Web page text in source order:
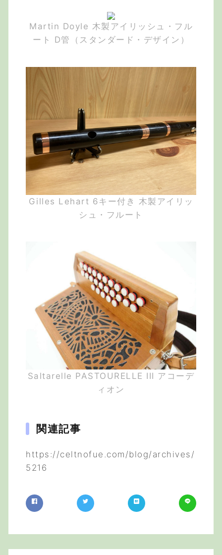
Martin Doyle 木製アイリッシュ・フル
ート D管（スタンダード・デザイン）
Gilles Lehart 6キー付き 木製アイリッ
シュ・フルート
Saltarelle PASTOURELLE III アコーデ
ィオン
関連記事
https://celtnofue.com/blog/archives/
5216